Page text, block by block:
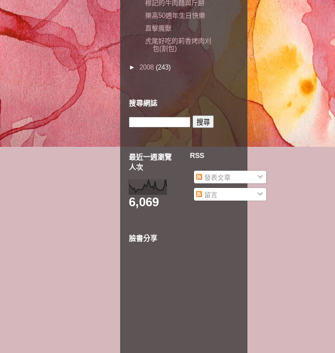
穆記的牛肉麵與斤餅
樂高50週年生日快樂
直擊魔獸
虎尾好吃的莉香烤肉刈
包(割包)
► 2008 (243)
搜尋網誌
最近一週瀏覽
人次
6,069
RSS
發表文章
留言
臉書分享